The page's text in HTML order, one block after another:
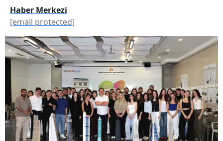
Haber Merkezi
[email protected]